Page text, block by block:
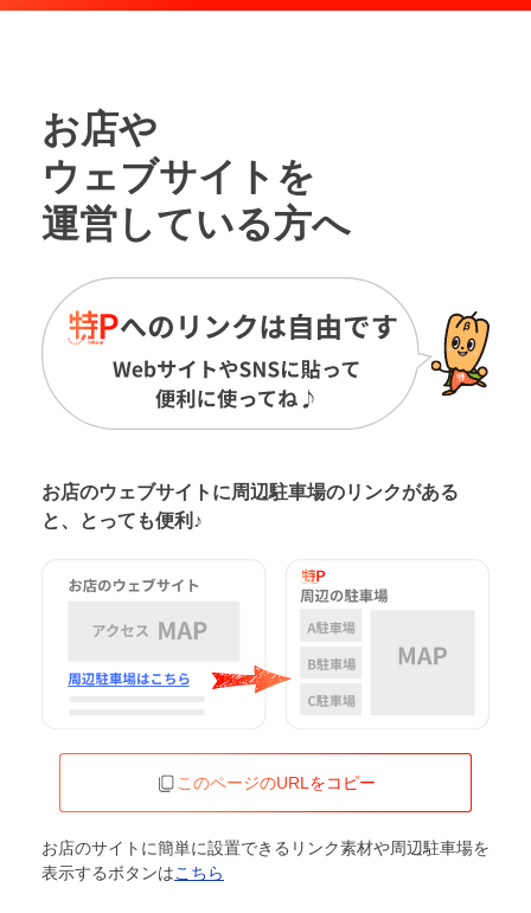
お店や
ウェブサイトを
運営している方へ
お店のウェブサイトに周辺駐車場のリンクがある
と、とっても便利♪
このページのURLをコピー
お店のサイトに簡単に設置できるリンク素材や周辺駐車場を
表示するボタンはこちら